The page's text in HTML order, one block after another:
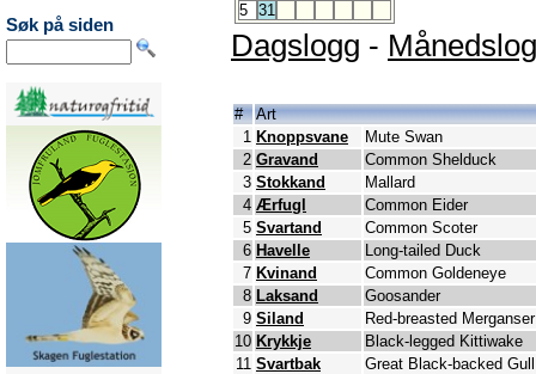
Søk på siden
5 31
Dagslogg -
#
Art
1 Knoppsvane
Mute Swan
2 Gravand
Common Shelduck
3 Stokkand
Mallard
4 Ærfugl
Common Eider
5 Svartand
Common Scoter
6 Havelle
Long-tailed Duck
7 Kvinand
Common Goldeneye
8 Laksand
Goosander
9 Siland
Red-breasted Merganser
10 Krykkje
Black-legged Kittiwake
11 Svartbak
Great Black-backed Gull